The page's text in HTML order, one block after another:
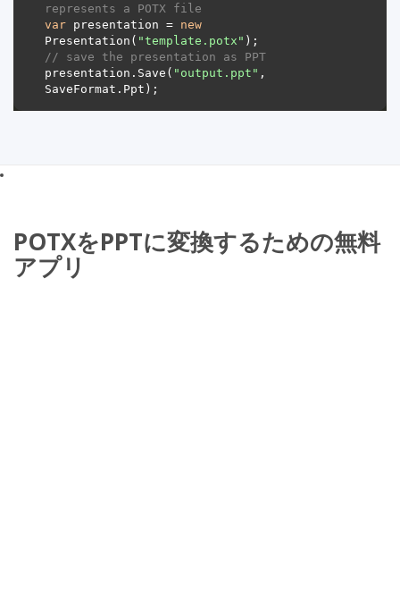
represents a POTX file
var presentation = new
Presentation( "template.potx"
// save the presentation as PPT
presentation.Save( "output.ppt" ,
POTXをPPTに変換するための無料
アプリ